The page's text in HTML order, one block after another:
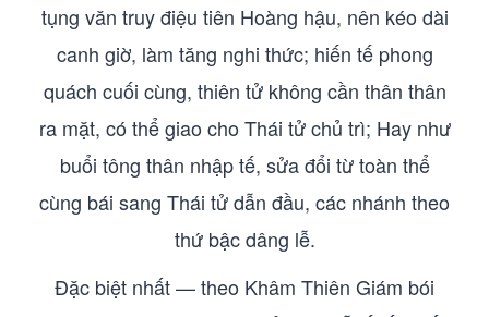
tụng văn truy điệu tiên Hoàng hậu, nên kéo dài
canh giờ, làm tăng nghi thức; hiến tế phong
quách cuối cùng, thiên tử không cần thân thân
ra mặt, có thể giao cho Thái tử chủ trì; Hay như
buổi tông thân nhập tế, sửa đổi từ toàn thể
cùng bái sang Thái tử dẫn đầu, các nhánh theo
thứ bậc dâng lễ.
Đặc biệt nhất — theo Khâm Thiên Giám bói